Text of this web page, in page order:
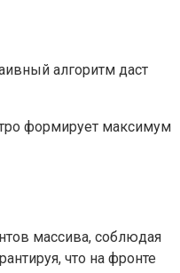
алгоритм даст
формирует максимум
массива, соблюдая
что на фронте